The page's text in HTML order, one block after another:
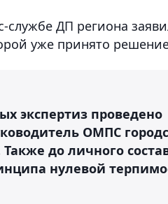
службе ДП региона
уже принято
экспертиз проведено
ОМПС
до личного
нулевой